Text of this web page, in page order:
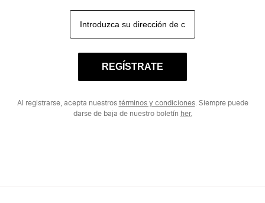
REGÍSTRATE
Al registrarse, acepta nuestros términos y condiciones. Siempre puede
darse de baja de nuestro boletín her.